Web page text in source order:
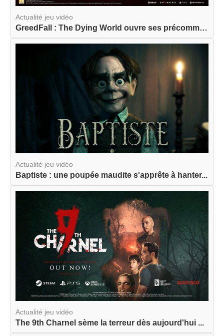
Actualité jeu vidéo
GreedFall : The Dying World ouvre ses précommand...
Actualité jeu vidéo
Baptiste : une poupée maudite s'apprête à hanter...
Actualité jeu vidéo
The 9th Charnel sème la terreur dès aujourd'hui ...